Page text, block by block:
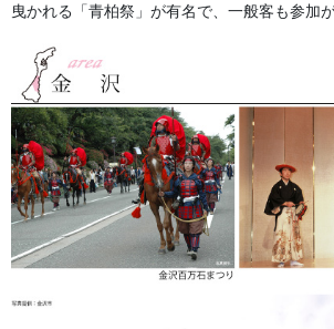
曳かれる「青柏祭」が有名で、一般客も参加が